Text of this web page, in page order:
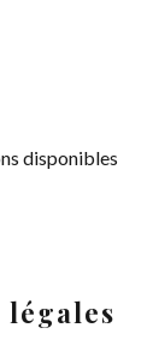
disponibles